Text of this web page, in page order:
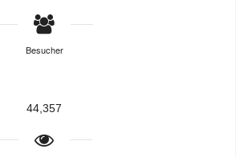
Besucher
44,357